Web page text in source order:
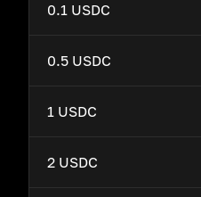
0.1 USDC
0.5 USDC
1 USDC
2 USDC